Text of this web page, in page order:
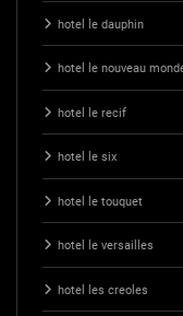
hotel le dauphin
hotel le nouveau
hotel le recif
hotel le six
hotel le touquet
hotel le versailles
hotel les creoles